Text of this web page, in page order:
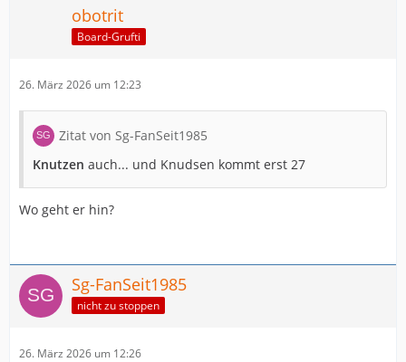
obotrit
Board-Grufti
26. März 2026 um 12:23
Zitat von Sg-FanSeit1985
Knutzen auch... und Knudsen kommt erst 27
Wo geht er hin?
Sg-FanSeit1985
nicht zu stoppen
26. März 2026 um 12:26